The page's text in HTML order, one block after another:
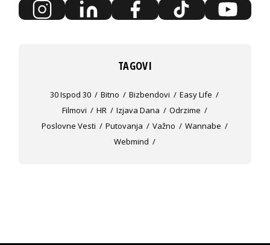
TAGOVI
30 Ispod 30 Bitno Bizbendovi
Easy Life
Filmovi
HR Izjava Dana
Odrzime
Poslovne Vesti
Putovanja Važno
Wannabe
Webmind